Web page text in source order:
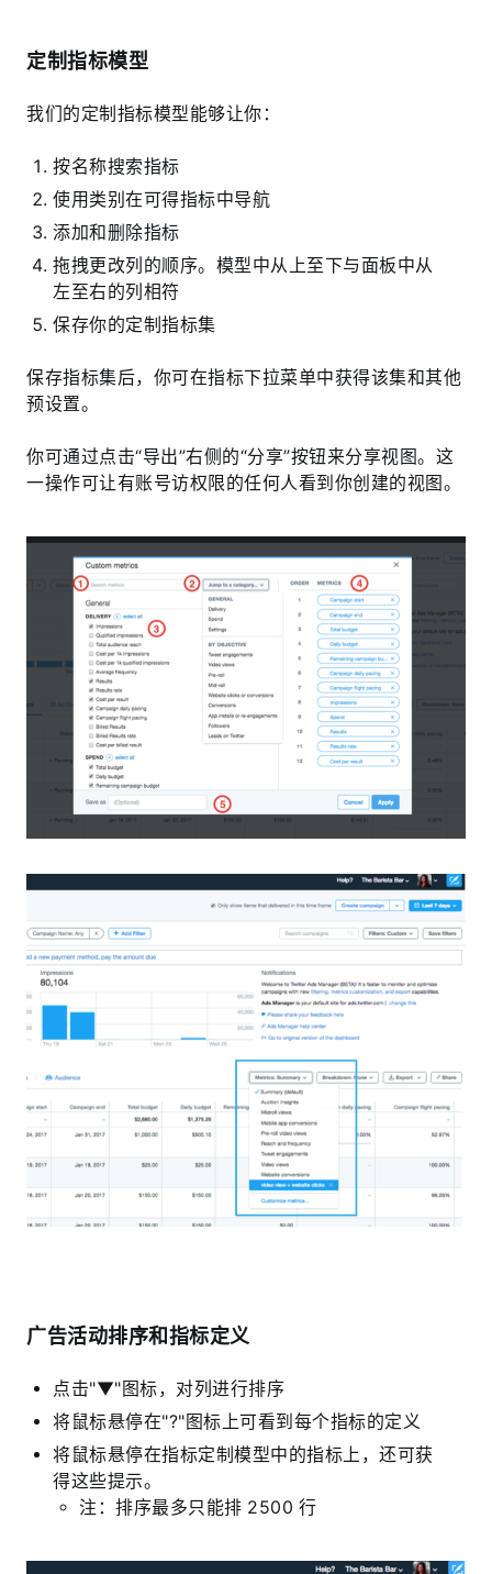
定制指标模型
我们的定制指标模型能够让你：
按名称搜索指标
使用类别在可得指标中导航
添加和删除指标
拖拽更改列的顺序。模型中从上至下与面板中从
左至右的列相符
保存你的定制指标集
保存指标集后，你可在指标下拉菜单中获得该集和其他
预设置。
你可通过点击“导出”右侧的“分享”按钮来分享视图。这
一操作可让有账号访权限的任何人看到你创建的视图。
广告活动排序和指标定义
点击"▼"图标，对列进行排序
将鼠标悬停在"?"图标上可看到每个指标的定义
将鼠标悬停在指标定制模型中的指标上，还可获
得这些提示。
注：排序最多只能排 2500 行